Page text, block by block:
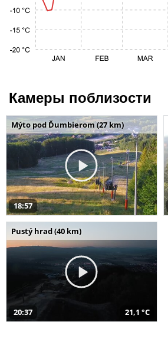
Камеры поблизости
Mýto pod Ďumbierom (27 km)
18:57
Pustý hrad (40 km)
20:37 21,1 °C